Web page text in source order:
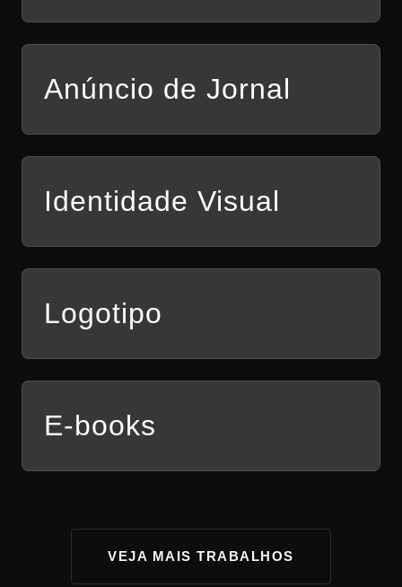
Anúncio de Jornal
Identidade Visual
Logotipo
E-books
VEJA MAIS TRABALHOS